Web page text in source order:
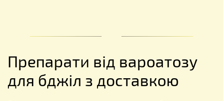
Препарати від вароатозу
для бджіл з доставкою